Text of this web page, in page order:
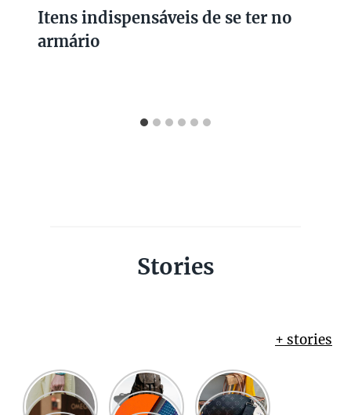
Itens indispensáveis de se ter no
armário
Stories
+ stories